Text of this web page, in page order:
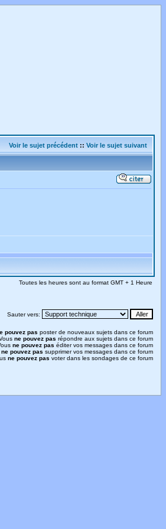
Voir le sujet précédent :: Voir le sujet suivant
Toutes les heures sont au format GMT + 1 Heure
Sauter vers:
pouvez pas poster de nouveaux sujets dans ce forum
ne pouvez pas répondre aux sujets dans ce forum
ne pouvez pas éditer vos messages dans ce forum
ne pouvez pas supprimer vos messages dans ce forum
ne pouvez pas voter dans les sondages de ce forum